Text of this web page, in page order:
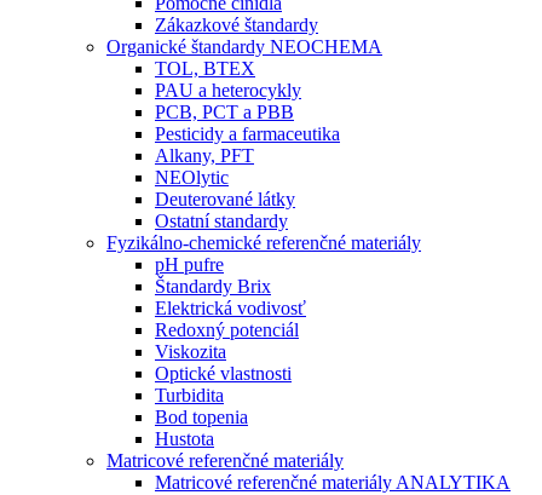
Zákazkové štandardy
Organické štandardy NEOCHEMA
TOL, BTEX
PAU a heterocykly
PCB, PCT a PBB
Pesticidy a farmaceutika
Alkany, PFT
NEOlytic
Deuterované látky
Ostatní standardy
Fyzikálno-chemické referenčné materiály
pH pufre
Štandardy Brix
Elektrická vodivosť
Redoxný potenciál
Viskozita
Optické vlastnosti
Turbidita
Bod topenia
Hustota
Matricové referenčné materiály
Matricové referenčné materiály ANALYTIKA